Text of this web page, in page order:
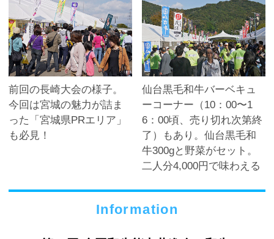
前回の長崎大会の様子。
今回は宮城の魅力が詰ま
った「宮城県PRエリア」
も必見！
仙台黒毛和牛バーベキュ
ーコーナー（10：00〜1
6：00頃、売り切れ次第終
了）もあり。仙台黒毛和
牛300gと野菜がセット。
二人分4,000円で味わえる
Information